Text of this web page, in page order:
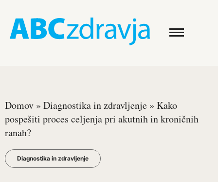
Domov » Diagnostika in zdravljenje » Kako
pospešiti proces celjenja pri akutnih in kroničnih
ranah?
Diagnostika in zdravljenje